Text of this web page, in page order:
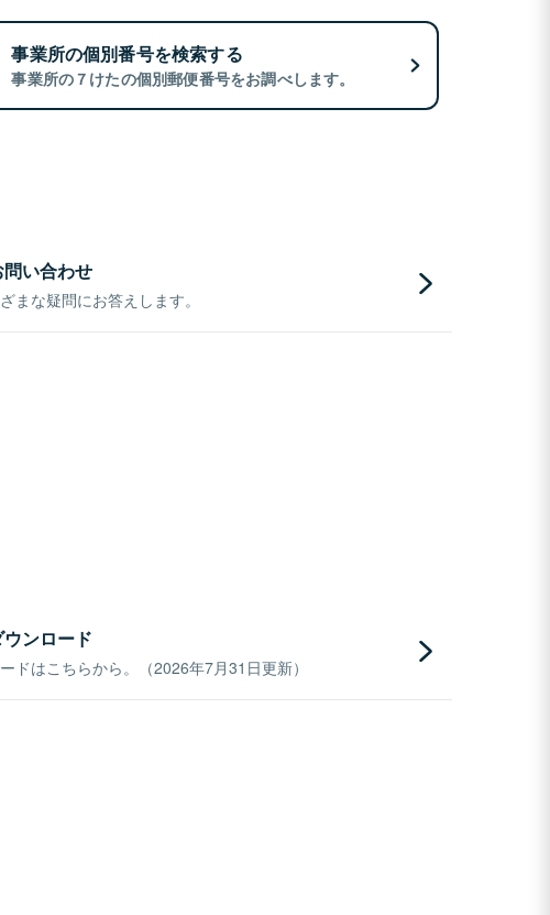
事業所の個別番号を検索する
事業所の７けたの個別郵便番号をお調べします。
い合わせ
まな疑問にお答えします。
ンロード
ドはこちらから。（2026年7月31日更新）